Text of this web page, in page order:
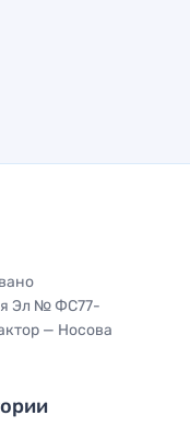
Эл № ФС77-
— Носова